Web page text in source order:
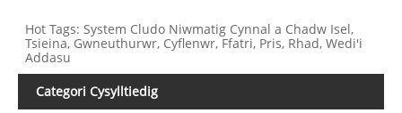
Hot Tags: System Cludo Niwmatig Cynnal a Chadw Isel,
Tsieina, Gwneuthurwr, Cyflenwr, Ffatri, Pris, Rhad, Wedi'i
Addasu
Categori Cysylltiedig